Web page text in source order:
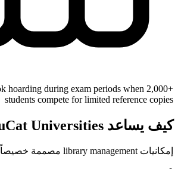
hoarding during exam periods when 2,000+
students compete for limited reference copies
كيف يساعد OpenEduCat Universities
إمكانيات library management مصممة خصيصاً لـuniversities.